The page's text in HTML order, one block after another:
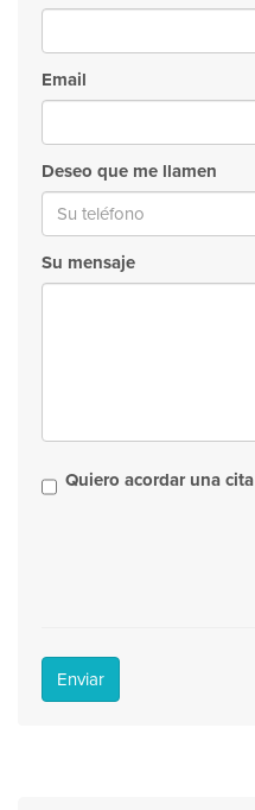
Email
Deseo que me llamen
Su mensaje
Quiero acordar una cita
Enviar